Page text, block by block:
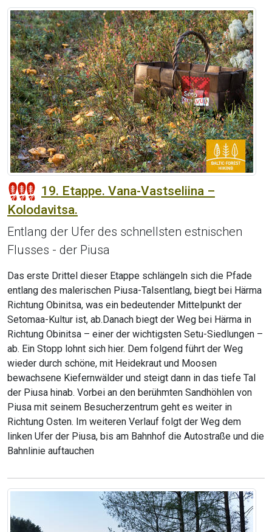
19. Etappe. Vana-Vastseliina –
Kolodavitsa.
Entlang der Ufer des schnellsten estnischen
Flusses - der Piusa
Das erste Drittel dieser Etappe schlängeln sich die Pfade
entlang des malerischen Piusa-Talsentlang, biegt bei Härma
Richtung Obinitsa, was ein bedeutender Mittelpunkt der
Setomaa-Kultur ist, ab.Danach biegt der Weg bei Härma in
Richtung Obinitsa – einer der wichtigsten Setu-Siedlungen –
ab. Ein Stopp lohnt sich hier. Dem folgend führt der Weg
wieder durch schöne, mit Heidekraut und Moosen
bewachsene Kiefernwälder und steigt dann in das tiefe Tal
der Piusa hinab. Vorbei an den berühmten Sandhöhlen von
Piusa mit seinem Besucherzentrum geht es weiter in
Richtung Osten. Im weiteren Verlauf folgt der Weg dem
linken Ufer der Piusa, bis am Bahnhof die Autostraße und die
Bahnlinie auftauchen